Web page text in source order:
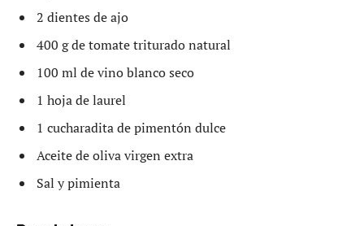
2 dientes de ajo
400 g de tomate triturado natural
100 ml de vino blanco seco
1 hoja de laurel
1 cucharadita de pimentón dulce
Aceite de oliva virgen extra
Sal y pimienta